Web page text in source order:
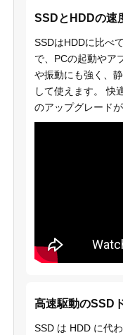
SSDとHDDの速
SSDはHDDに比べ
で、PCの起動やア
や振動にも強く、
して使えます。 快
のアップグレードが
高速駆動のSSD
SSD は HDD に代